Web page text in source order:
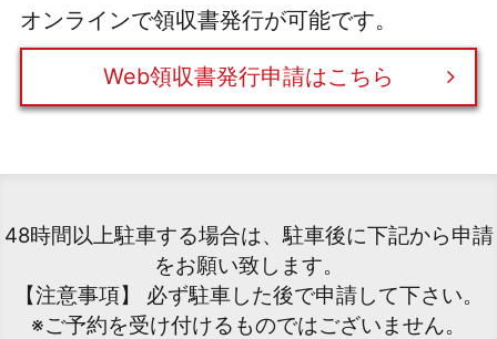
オンラインで領収書発行が可能です。
Web領収書発行申請はこちら
48時間以上駐車する場合は、駐車後に下記から申請
をお願い致します。
【注意事項】 必ず駐車した後で申請して下さい。
※ご予約を受け付けるものではございません。